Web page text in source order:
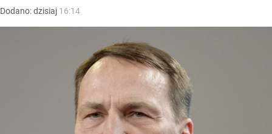
Dodano:dzisiaj 16:14